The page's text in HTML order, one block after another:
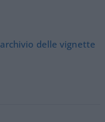
delle vignette